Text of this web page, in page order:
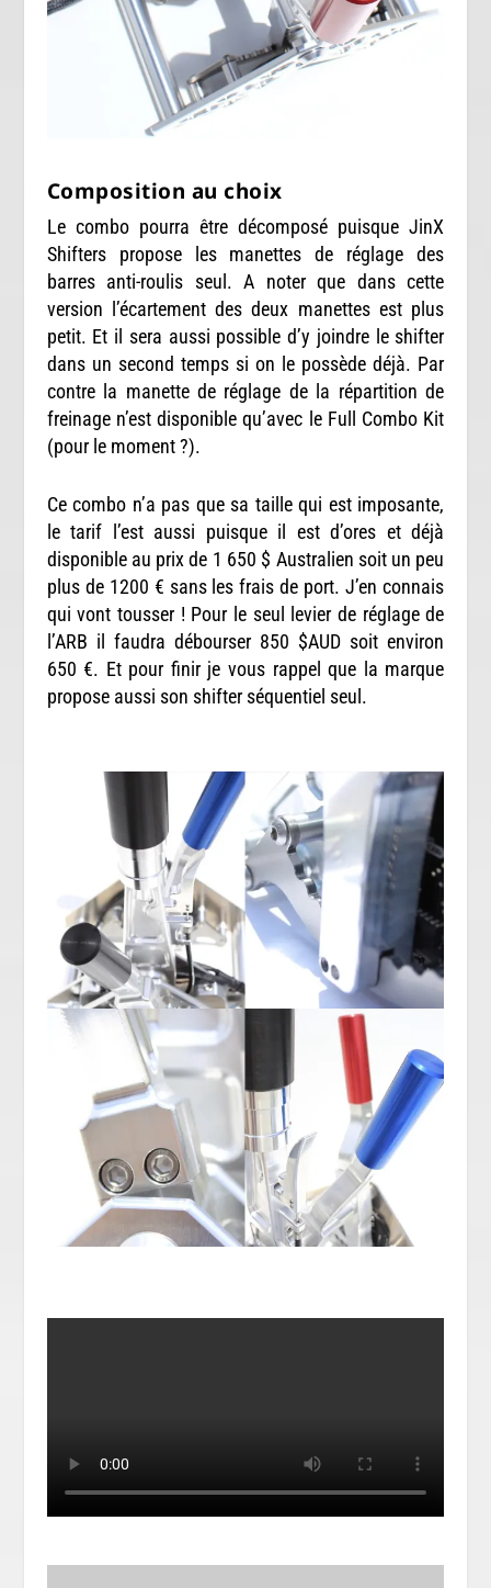
Composition au choix
Le combo pourra être décomposé puisque JinX
Shifters propose les manettes de réglage des
barres anti-roulis seul. A noter que dans cette
version l’écartement des deux manettes est plus
petit. Et il sera aussi possible d’y joindre le shifter
dans un second temps si on le possède déjà. Par
contre la manette de réglage de la répartition de
freinage n’est disponible qu’avec le Full Combo Kit
(pour le moment ?).
Ce combo n’a pas que sa taille qui est imposante,
le tarif l’est aussi puisque il est d’ores et déjà
disponible au prix de 1 650 $ Australien soit un peu
plus de 1200 € sans les frais de port. J’en connais
qui vont tousser ! Pour le seul levier de réglage de
l’ARB il faudra débourser 850 $AUD soit environ
650 €. Et pour finir je vous rappel que la marque
propose aussi son shifter séquentiel seul.